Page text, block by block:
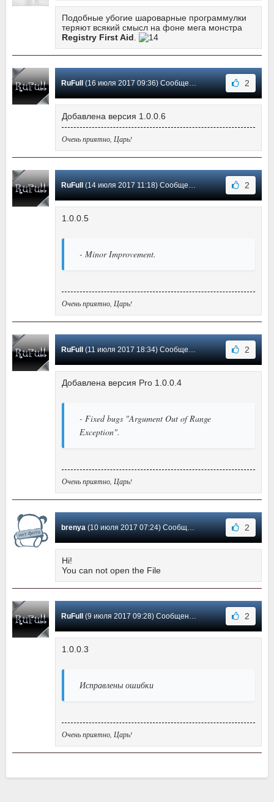
Подобные убогие шароварные программулки
теряют всякий смысл на фоне мега монстра
Registry First Aid
RuFull(16 июля 2017 09:36) Сообщение #5 2
Добавлена версия 1.0.0.6
Очень приятно, Царь!
RuFull(14 июля 2017 11:18) Сообщение #4 2
1.0.0.5
- Minor Improvement.
Очень приятно, Царь!
RuFull(11 июля 2017 18:34) Сообщение #3 2
Добавлена версия Pro 1.0.0.4
- Fixed bugs "Argument Out of Range
Exception".
Очень приятно, Царь!
brenya(10 июля 2017 07:24) Сообщение #2 2
Hi!
You can not open the File
RuFull(9 июля 2017 09:28) Сообщение #1 2
1.0.0.3
Исправлены ошибки
Очень приятно, Царь!